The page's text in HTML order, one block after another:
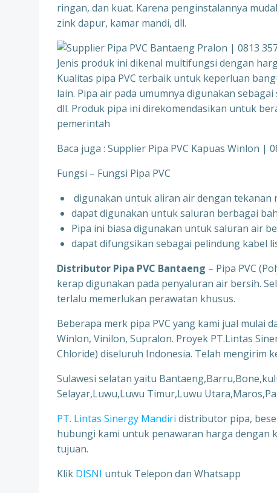
ringan, dan kuat. Karena penginstalannya
zink dapur, kamar mandi, dll.
Jenis produk ini dikenal multifungsi dengan
Kualitas pipa PVC terbaik untuk keperluan
lain. Pipa air pada umumnya digunakan
dll. Produk pipa ini direkomendasikan untuk
pemerintah
Baca juga : Supplier Pipa PVC Kapuas Winlon |
Fungsi – Fungsi Pipa PVC
digunakan untuk aliran air dengan
dapat digunakan untuk saluran berbagai
Pipa ini biasa digunakan untuk saluran air
dapat difungsikan sebagai pelindung kabel
Distributor Pipa PVC Bantaeng – Pipa PVC
kerap digunakan pada penyaluran air bersih.
terlalu memerlukan perawatan khusus.
Beberapa merk pipa PVC yang kami jual mulai
Winlon, Vinilon, Supralon. Proyek PT.Lintas
Chloride) diseluruh Indonesia. Telah mengirim
Sulawesi selatan yaitu
Selayar,Luwu,Luwu Timur,Luwu
PT. Lintas Sinergy Mandiri distributor pipa,
hubungi kami untuk penawaran harga dengan
tujuan.
Klik DISNI untuk Telepon dan Whatsapp